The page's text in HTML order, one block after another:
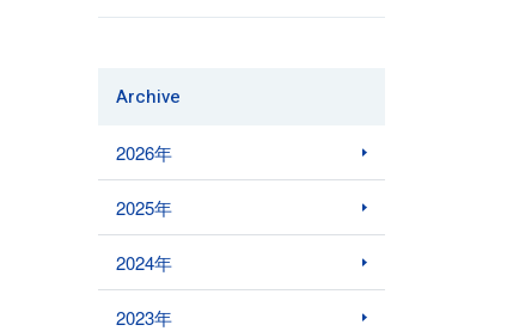
Archive
2026年
2025年
2024年
2023年